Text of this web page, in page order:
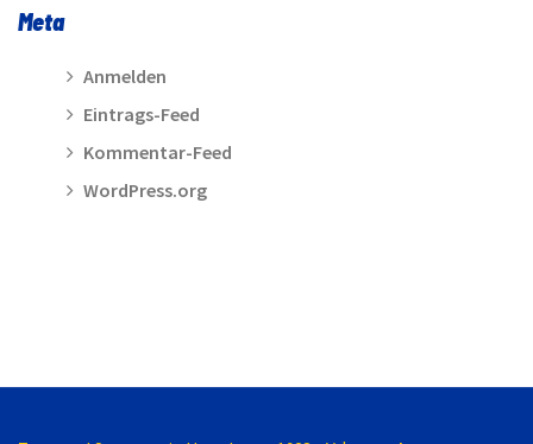
Meta
Anmelden
Eintrags-Feed
Kommentar-Feed
WordPress.org